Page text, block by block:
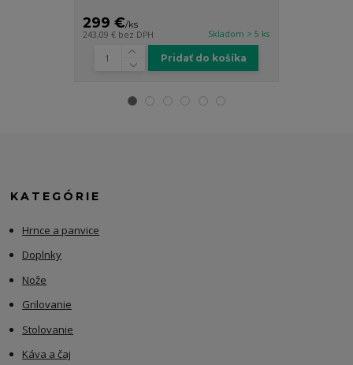
299 €/ks
243,09 € bez DPH Skladom > 5 ks
Pridať do košíka
KATEGÓRIE
Hrnce a panvice
Doplnky
Nože
Grilovanie
Stolovanie
Káva a čaj